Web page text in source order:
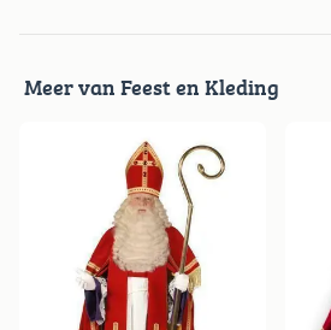
Meer van Feest en Kleding